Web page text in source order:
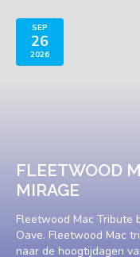
SEP
26
2026
FLEETWOOD
MIRAGE
Fleetwood Mac Tribute
Oave. Fleetwood Mac
naar de hoogtijdagen